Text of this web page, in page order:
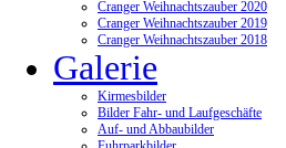
Cranger Weihnachtszauber 2020
Cranger Weihnachtszauber 2019
Cranger Weihnachtszauber 2018
Galerie
Kirmesbilder
Bilder Fahr- und Laufgeschäfte
Auf- und Abbaubilder